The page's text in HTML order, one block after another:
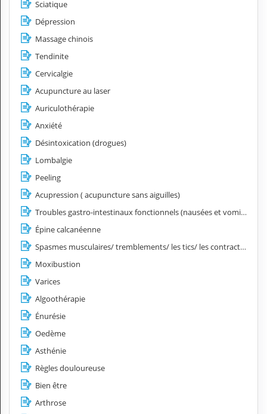
Sciatique
Dépression
Massage chinois
Tendinite
Cervicalgie
Acupuncture au laser
Auriculothérapie
Anxiété
Désintoxication (drogues)
Lombalgie
Peeling
Acupression ( acupuncture sans aiguilles)
Troubles gastro-intestinaux fonctionnels (nausées et vomissements, spasmes œsophagiens, hyperacidité, côlon irritable)
Épine calcanéenne
Spasmes musculaires/ tremblements/ les tics/ les contractures
Moxibustion
Varices
Algoothérapie
Énurésie
Oedème
Asthénie
Règles douloureuse
Bien être
Arthrose